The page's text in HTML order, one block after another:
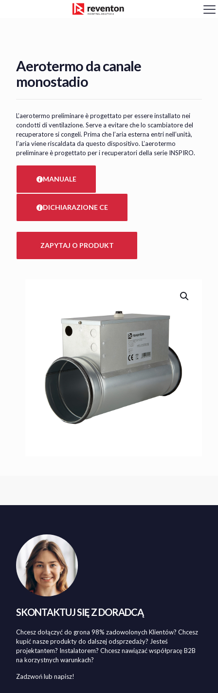
Aerotermo da canale
monostadio
L’aerotermo preliminare è progettato per essere installato nei
condotti di ventilazione. Serve a evitare che lo scambiatore del
recuperatore si congeli. Prima che l’aria esterna entri nell’unità,
l’aria viene riscaldata da questo dispositivo. L’aerotermo
preliminare è progettato per i recuperatori della serie INSPIRO.
MANUALE
DICHIARAZIONE CE
ZAPYTAJ O PRODUKT
SKONTAKTUJ SIĘ Z DORADCĄ
Chcesz dołączyć do grona 98% zadowolonych Klientów? Chcesz
kupić nasze produkty do dalszej odsprzedaży? Jesteś
projektantem? Instalatorem? Chcesz nawiązać współpracę B2B
na korzystnych warunkach?
Zadzwoń lub napisz!